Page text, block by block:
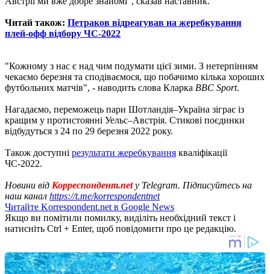
Читай також: Петраков відреагував на жеребкування
плей-офф відбору ЧС-2022
"Кожному з нас є над чим подумати цієї зими. З нетерпінням
чекаємо березня та сподіваємося, що побачимо кілька хороших
футбольних матчів", - наводить слова Кларка BBC Sport.
Нагадаємо, переможець пари Шотландія–Україна зіграє із
кращим у протистоянні Уельс–Австрія. Стикові поєдинки
відбудуться з 24 по 29 березня 2022 року.
Також доступні результати жеребкування кваліфікації
ЧС-2022.
Новини від Корреспондент.netу Telegram. Підписуйтесь на
наш канал https://t.me/korrespondentnet
Читайте Korrespondent.net в Google News
Якщо ви помітили помилку, виділіть необхідний текст і
натисніть Ctrl + Enter, щоб повідомити про це редакцію.